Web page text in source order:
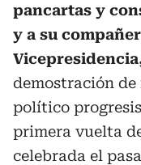
pancartas y
y a su
demostración
político
primera vuelta
celebrada el